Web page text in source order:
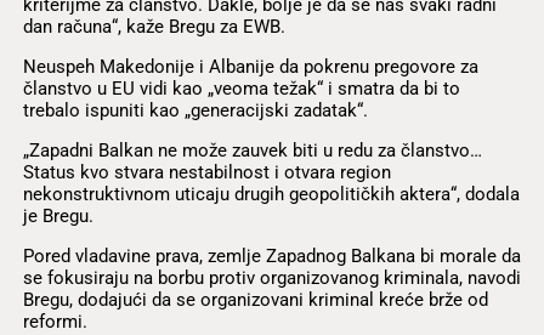
kriterijme za članstvo. Dakle, bolje je da se naš svaki radni
dan računa“, kaže Bregu za EWB.
Neuspeh Makedonije i Albanije da pokrenu pregovore za
članstvo u EU vidi kao „veoma težak“ i smatra da bi to
trebalo ispuniti kao „generacijski zadatak“.
„Zapadni Balkan ne može zauvek biti u redu za članstvo…
Status kvo stvara nestabilnost i otvara region
nekonstruktivnom uticaju drugih geopolitičkih aktera“, dodala
je Bregu.
Pored vladavine prava, zemlje Zapadnog Balkana bi morale da
se fokusiraju na borbu protiv organizovanog kriminala, navodi
Bregu, dodajući da se organizovani kriminal kreće brže od
reformi.